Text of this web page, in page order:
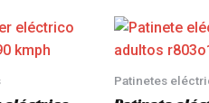
Patinetes